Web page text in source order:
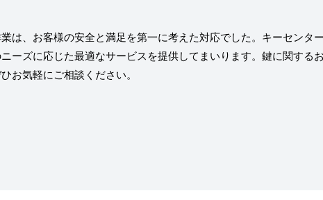
は、お客様の安全と満足を第一に考えた対応でした。キーセンター
ーズに応じた最適なサービスを提供してまいります。鍵に関する
お気軽にご相談ください。